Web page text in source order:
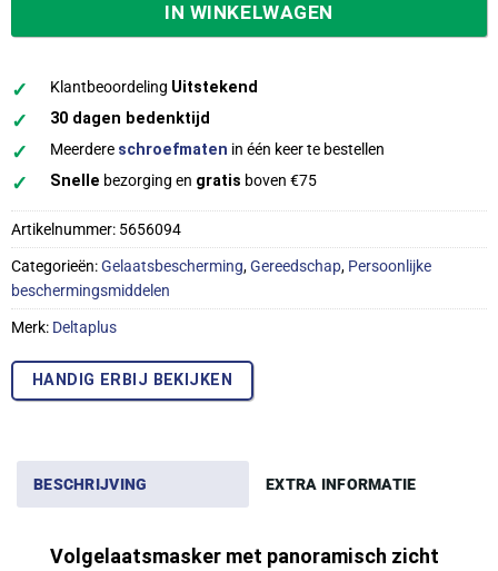
IN WINKELWAGEN
✓ Klantbeoordeling Uitstekend
✓ 30 dagen bedenktijd
✓ Meerdere schroefmaten in één keer te bestellen
✓ Snelle bezorging en gratis boven €75
Artikelnummer: 5656094
Categorieën:Gelaatsbescherming,Gereedschap, Persoonlijke
beschermingsmiddelen
Merk: Deltaplus
HANDIG ERBIJ BEKIJKEN
BESCHRIJVING EXTRA INFORMATIE
Volgelaatsmasker met panoramisch zicht